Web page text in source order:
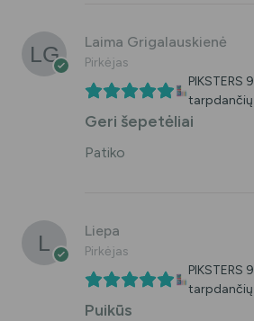
Laima Grigalauskienė
Pirkėjas
PIKSTERS
tarpdančių
Geri šepetėliai
Patiko
Liepa
Pirkėjas
PIKSTERS
tarpdančių
Puikūs